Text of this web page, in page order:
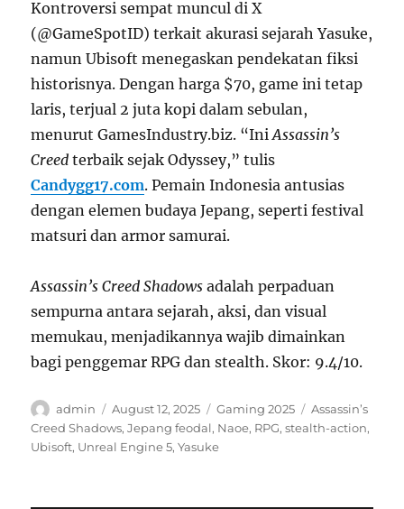
Kontroversi sempat muncul di X
(@GameSpotID) terkait akurasi sejarah Yasuke,
namun Ubisoft menegaskan pendekatan fiksi
historisnya. Dengan harga $70, game ini tetap
laris, terjual 2 juta kopi dalam sebulan,
menurut GamesIndustry.biz. “IniAssassin’s
Creed terbaik sejak Odyssey,” tulis
Candygg17.com. Pemain Indonesia antusias
dengan elemen budaya Jepang, seperti festival
matsuri dan armor samurai.
Assassin’s Creed Shadows adalah perpaduan
sempurna antara sejarah, aksi, dan visual
memukau, menjadikannya wajib dimainkan
bagi penggemar RPG dan stealth. Skor: 9.4/10.
Author
admin
Posted
on
August 12, 2025 Categories
Gaming 2025 Tags
Assassin’s
Creed Shadows,Jepang feodal, Naoe, RPG,stealth-action,
Ubisoft, Unreal Engine 5,Yasuke